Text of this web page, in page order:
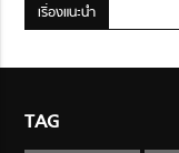
เรื่องแนะนำ
TAG